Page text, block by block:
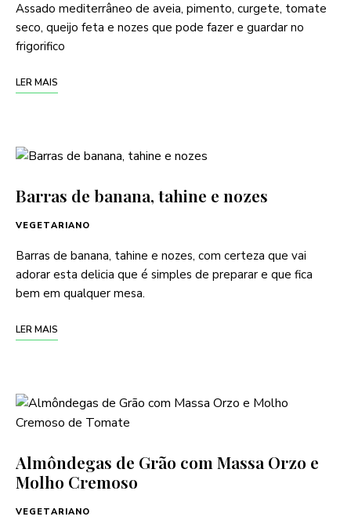
Assado mediterrâneo de aveia, pimento, curgete, tomate
seco, queijo feta e nozes que pode fazer e guardar no
frigorifico
LER MAIS
Barras de banana, tahine e nozes
VEGETARIANO
Barras de banana, tahine e nozes, com certeza que vai
adorar esta delicia que é simples de preparar e que fica
bem em qualquer mesa.
LER MAIS
Almôndegas de Grão com Massa Orzo e
Molho Cremoso
VEGETARIANO